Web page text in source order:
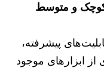
و متوسط
پیشرفته،
ابزارهای موجود